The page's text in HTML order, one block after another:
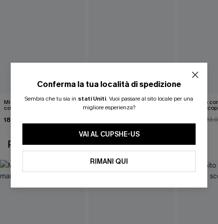
Mini abito senza maniche
con colletto nero
18,90 €
Abito monospalla con
cintura e stampa a foglie
Mini abito
schiena
POTREBBE INTERESSARTI ANCHE
Conferma la tua località di spedizione
Sembra che tu sia in stati Uniti. Vuoi passare al sito locale per una
migliore esperienza?
VAI AL CUPSHE-US
RIMANI QUI